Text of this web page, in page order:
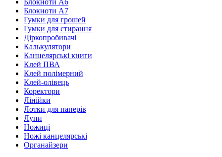
Блокноти А6
Блокноти А7
Гумки для грошей
Гумки для стирання
Діркопробивачі
Калькулятори
Канцелярські книги
Клей ПВА
Клей полімерний
Клей-олівець
Коректори
Лінійки
Лотки для паперів
Лупи
Ножиці
Ножі канцелярські
Органайзери